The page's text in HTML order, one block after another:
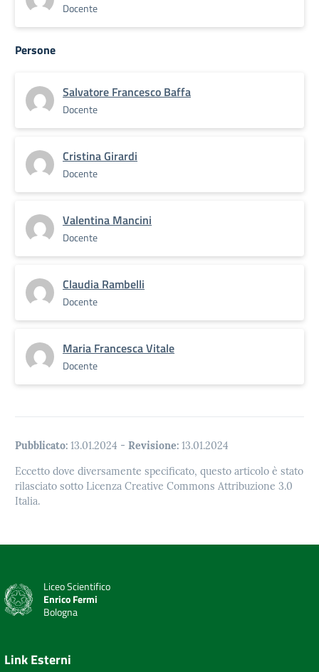
Docente
Persone
Salvatore Francesco Baffa
Docente
Cristina Girardi
Docente
Valentina Mancini
Docente
Claudia Rambelli
Docente
Maria Francesca Vitale
Docente
Pubblicato: 13.01.2024 - Revisione: 13.01.2024
Eccetto dove diversamente specificato, questo articolo è stato
rilasciato sotto Licenza Creative Commons Attribuzione 3.0
Italia.
Liceo Scientifico
Enrico Fermi
Bologna
Link Esterni